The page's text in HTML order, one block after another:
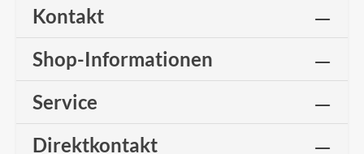
Kontakt
Shop-Informationen
Service
Direktkontakt